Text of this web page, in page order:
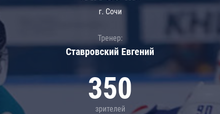
г. Сочи
Тренер:
Ставровский Евгений
350
зрителей